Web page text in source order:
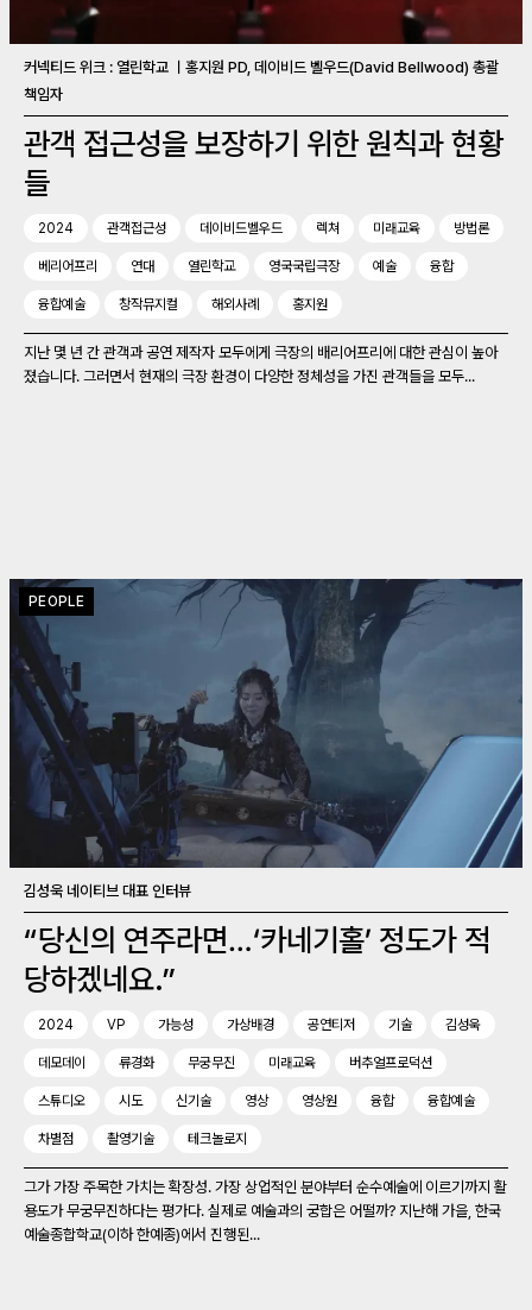
커넥티드 위크 : 열린학교 ㅣ홍지원 PD, 데이비드 벨우드(David Bellwood) 총괄
책임자
관객 접근성을 보장하기 위한 원칙과 현황
들
2024 관객접근성 데이비드벨우드 렉쳐 미래교육 방법론
베리어프리 연대 열린학교 영국국립극장 예술 융합
융합예술 창작뮤지컬 해외사례 홍지원
지난 몇 년 간 관객과 공연 제작자 모두에게 극장의 배리어프리에 대한 관심이 높아
졌습니다. 그러면서 현재의 극장 환경이 다양한 정체성을 가진 관객들을 모두...
PEOPLE
김성욱 네이티브 대표 인터뷰
“당신의 연주라면…‘카네기홀’ 정도가 적
당하겠네요.”
2024 VP 가능성 가상배경 공연티저 기술 김성욱
데모데이 류경화 무궁무진 미래교육 버추얼프로덕션
스튜디오 시도 신기술 영상 영상원 융합 융합예술
차별점 촬영기술 테크놀로지
그가 가장 주목한 가치는 확장성. 가장 상업적인 분야부터 순수예술에 이르기까지 활
용도가 무궁무진하다는 평가다. 실제로 예술과의 궁합은 어떨까? 지난해 가을, 한국
예술종합학교(이하 한예종)에서 진행된...